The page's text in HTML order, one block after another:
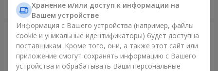
Заказать Заказать
Хранение и/или доступ к информации на
Вашем устройстве
Информация с Вашего устройства (например, файлы
cookie и уникальные идентификаторы) будет доступна
поставщикам. Кроме того, они, а также этот сайт или
приложение смогут сохранять информацию с Вашего
устройства и обрабатывать Ваши персональные